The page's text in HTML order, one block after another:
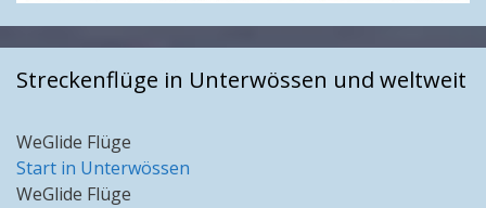
Streckenflüge in Unterwössen und weltweit
WeGlide Flüge
Start in Unterwössen
WeGlide Flüge